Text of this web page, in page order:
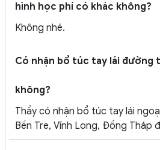
hình học phí có khác không?
Không nhé.
Có nhận bổ túc tay lái đường
không?
Thầy có nhận bổ túc tay lái
Bến Tre, Vĩnh Long, Đồng Tháp